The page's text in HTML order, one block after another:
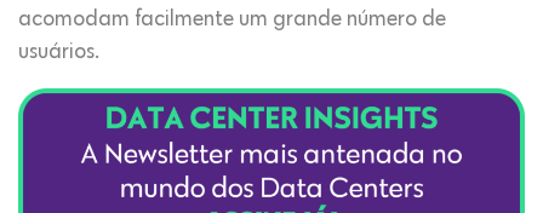
acomodam facilmente um grande número de
usuários.